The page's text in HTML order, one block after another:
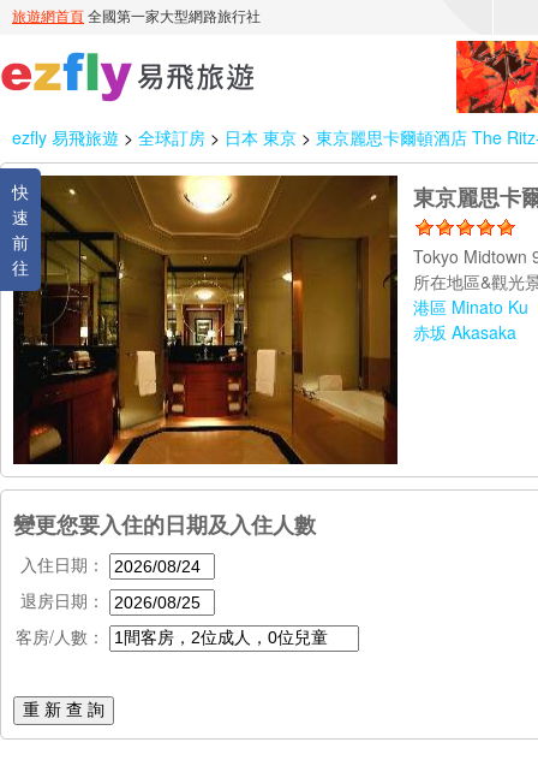
ezfly 易飛旅遊 > 全球訂房 > 日本 東京 > 東京麗思卡爾頓酒店 The
快
速
前
往
東京麗思卡
Tokyo Midtown
所在地區&觀光
港區 Minato Ku
赤坂 Akasaka
變更您要入住的日期及入住人數
入住日期：
退房日期：
客房/人數：
重 新 查 詢